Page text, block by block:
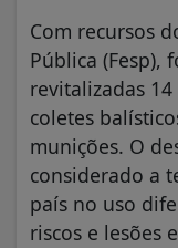
Com recursos
Pública (Fesp),
revitalizadas
coletes
munições. O
considerado a
país no uso
riscos e lesões